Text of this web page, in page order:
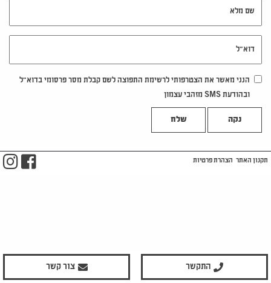
הנני מאשר את הצטרפותי לרשימת התפוצה לשם קבלת מסר פרסומי בדוא"ל
ובהודעת SMS מזהבי עצמון
נקה
התקשר צור קשר
תקנון האתר הצהרת פרטיות